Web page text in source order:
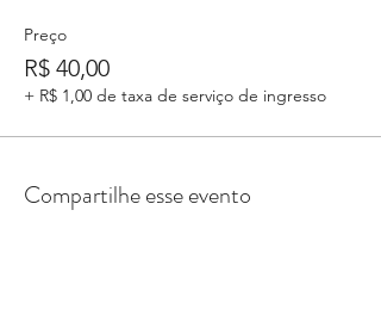
Preço
R$ 40,00
+ R$ 1,00 de taxa de serviço de ingresso
Compartilhe esse evento